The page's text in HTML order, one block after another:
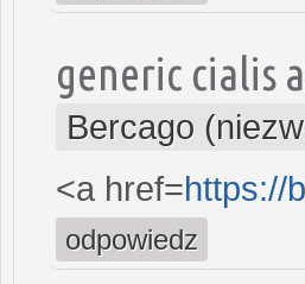
generic cialis
Bercago
<a href=https://
odpowiedz